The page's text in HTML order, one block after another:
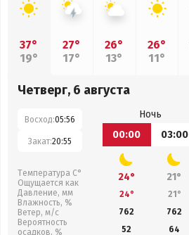
37°
19°
27°
17°
26°
13°
26°
11°
Четверг, 6 августа
Восход:05:56
Закат:20:55
Температура С°
Ощущается как
Давление, мм
Влажность, %
Ветер, м/с
Вероятность
осадков, %
Ночь
00:00
03:00
24° 21°
24° 21°
762
762
52
64